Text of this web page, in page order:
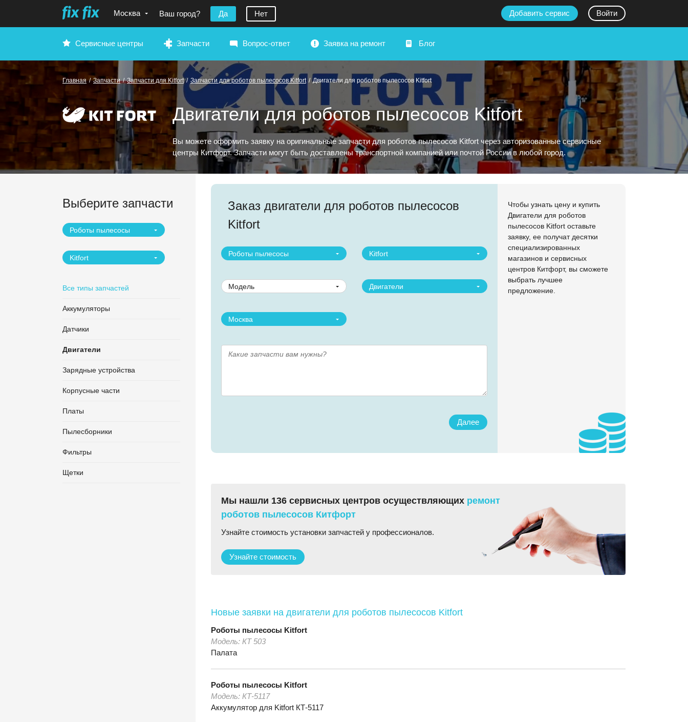
Москва Ваш город? Да Нет Добавить сервис Войти
Сервисные центры Запчасти Вопрос-ответ Заявка на ремонт Блог
Главная / Запчасти / Запчасти для Kitfort / Запчасти для роботов пылесосов Kitfort / Двигатели для роботов пылесосов Kitfort
Двигатели для роботов пылесосов Kitfort
Вы можете оформить заявку на оригинальные запчасти для роботов пылесосов Kitfort через авторизованные сервисные
центры Китфорт. Запчасти могут быть доставлены транспортной компанией или почтой России в любой город.
Выберите запчасти
Роботы пылесосы
Kitfort
Все типы запчастей
Аккумуляторы
Датчики
Двигатели
Зарядные устройства
Корпусные части
Платы
Пылесборники
Фильтры
Щетки
Заказ двигатели для роботов пылесосов
Kitfort
Роботы пылесосы Kitfort
Модель Двигатели
Москва
Далее
Чтобы узнать цену и купить
Двигатели для роботов
пылесосов Kitfort оставьте
заявку, ее получат десятки
специализированных
магазинов и сервисных
центров Китфорт, вы сможете
выбрать лучшее
предложение.
Мы нашли 136 сервисных центров осуществляющих ремонт
роботов пылесосов Китфорт
Узнайте стоимость установки запчастей у профессионалов.
Узнайте стоимость
Новые заявки на двигатели для роботов пылесосов Kitfort
Роботы пылесосы Kitfort
Модель: КТ 503
Палата
Роботы пылесосы Kitfort
Модель: КТ-5117
Аккумулятор для Kitfort КТ-5117